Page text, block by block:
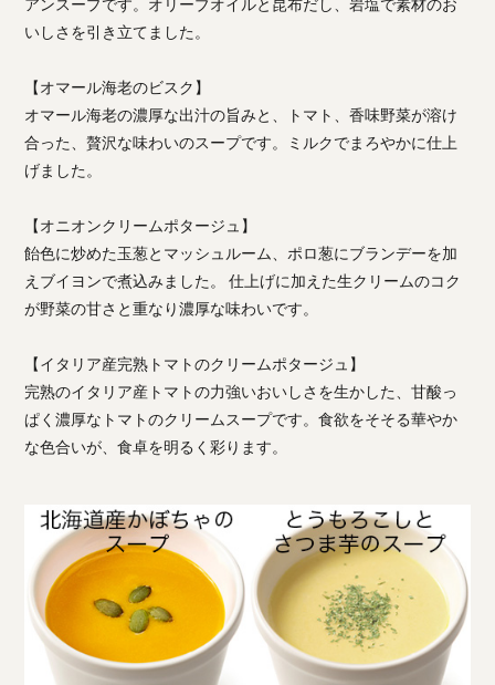
アンスープです。オリーブオイルと昆布だし、岩塩で素材のお
いしさを引き立てました。
【オマール海老のビスク】
オマール海老の濃厚な出汁の旨みと、トマト、香味野菜が溶け
合った、贅沢な味わいのスープです。ミルクでまろやかに仕上
げました。
【オニオンクリームポタージュ】
飴色に炒めた玉葱とマッシュルーム、ポロ葱にブランデーを加
えブイヨンで煮込みました。 仕上げに加えた生クリームのコク
が野菜の甘さと重なり濃厚な味わいです。
【イタリア産完熟トマトのクリームポタージュ】
完熟のイタリア産トマトの力強いおいしさを生かした、甘酸っ
ぱく濃厚なトマトのクリームスープです。食欲をそそる華やか
な色合いが、食卓を明るく彩ります。